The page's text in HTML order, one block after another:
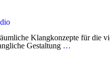
Klangkonzepte für
Gestaltung …